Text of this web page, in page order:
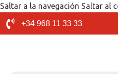
Saltar a la navegación Saltar al
+34 968 11 33 33